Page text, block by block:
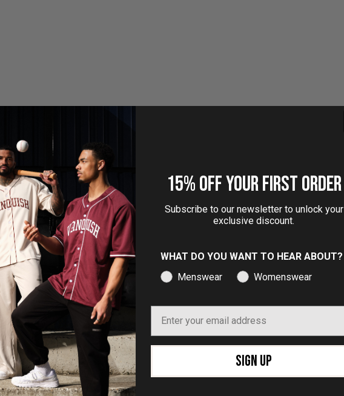
15% OFF YOUR FIRST ORDER
Subscribe to our newsletter to unlock your
exclusive discount.
WHAT DO YOU WANT TO HEAR ABOUT?
Menswear
Womenswear
SIGN UP